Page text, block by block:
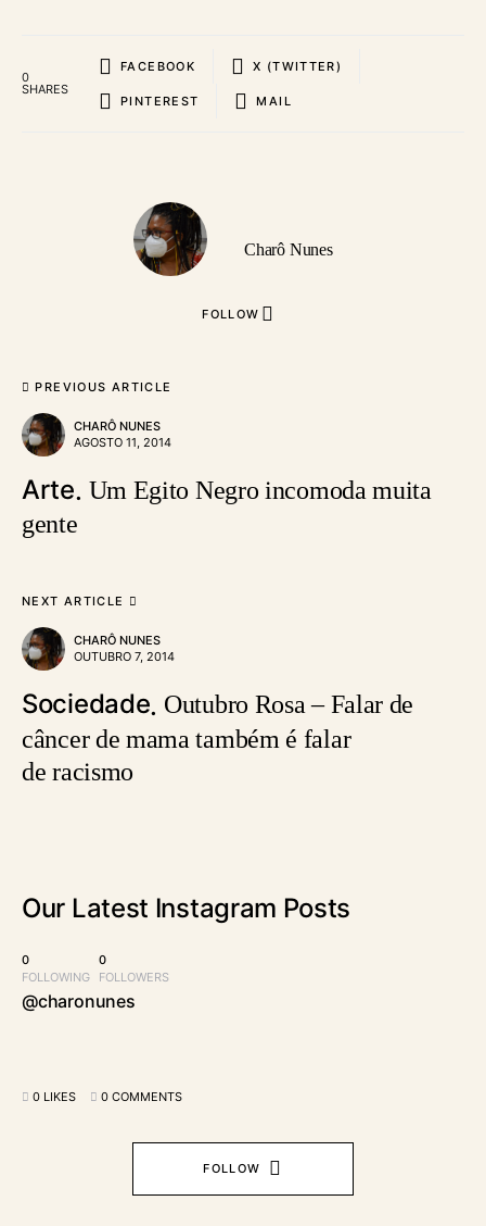
0
SHARES
FACEBOOK X (TWITTER)
PINTEREST MAIL
Charô Nunes
FOLLOW
PREVIOUS ARTICLE
CHARÔ NUNES
AGOSTO 11, 2014
Arte Um Egito Negro incomoda muita
gente
NEXT ARTICLE
CHARÔ NUNES
OUTUBRO 7, 2014
Sociedade Outubro Rosa – Falar de
câncer de mama também é falar
de racismo
Our Latest Instagram Posts
0
FOLLOWING
0
FOLLOWERS
@charonunes
0 LIKES 0 COMMENTS
FOLLOW